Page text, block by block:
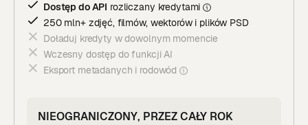
Dostęp do API rozliczany kredytami
250 mln+ zdjęć, filmów, wektorów i plików PSD
Doładuj kredyty w dowolnym momencie
Wczesny dostęp do funkcji AI
Eksport metadanych i rodowód
NIEOGRANICZONY, PRZEZ CAŁY ROK